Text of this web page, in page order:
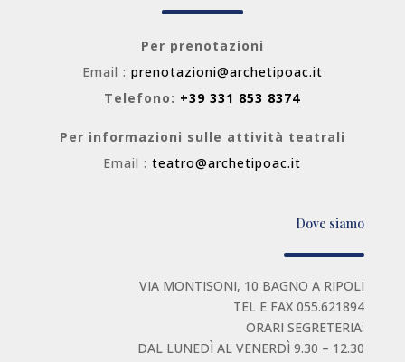
Per prenotazioni
Email : prenotazioni@archetipoac.it
Telefono: +39 331 853 8374
Per informazioni sulle attività teatrali
Email :teatro@archetipoac.it
Dove siamo
VIA MONTISONI, 10 BAGNO A RIPOLI
TEL E FAX 055.621894
ORARI SEGRETERIA:
DAL LUNEDÌ AL VENERDÌ 9.30 – 12.30